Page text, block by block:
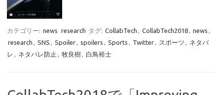
カテゴリー: news research タグ: CollabTech , CollabTech2018, news ,
research , SNS , Spoiler, spoilers , Sports , Twitter, スポーツ , ネタバ
レ , ネタバレ防止 , 牧良樹, 白鳥裕士